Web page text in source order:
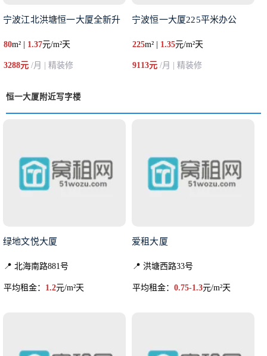
宁波江北洪塘恒一大厦全新升
80m² | 1.37元/m²天
3288元 /月 | 精装修
宁波恒一大厦225平米办公
225m² | 1.35元/m²天
9113元/月 | 精装修
恒一大厦附近写字楼
绿地文悦大厦
📍 北海南路881号
平均租金： 1.2元/m²天
爱租大厦
📍 洪塘西路33号
平均租金：0.75-1.3元/m²天